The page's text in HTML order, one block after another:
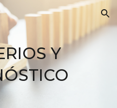
Skip to navigation
Y